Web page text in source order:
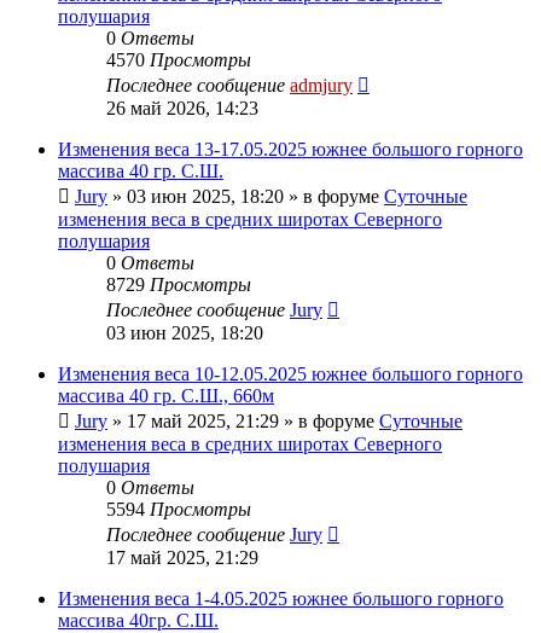
полушария
0 Ответы
4570 Просмотры
Последнее сообщение admjury
26 май 2026, 14:23
Изменения веса 13-17.05.2025 южнее большого горного
массива 40 гр. С.Ш.
Jury » 03 июн 2025, 18:20 » в форуме Суточные
изменения веса в средних широтах Северного
полушария
0 Ответы
8729 Просмотры
Последнее сообщение Jury
03 июн 2025, 18:20
Изменения веса 10-12.05.2025 южнее большого горного
массива 40 гр. С.Ш., 660м
Jury » 17 май 2025, 21:29 » в форуме Суточные
изменения веса в средних широтах Северного
полушария
0 Ответы
5594 Просмотры
Последнее сообщение Jury
17 май 2025, 21:29
Изменения веса 1-4.05.2025 южнее большого горного
массива 40гр. С.Ш.